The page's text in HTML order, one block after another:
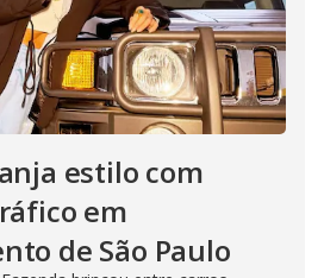
estilo com
em
de São Paulo